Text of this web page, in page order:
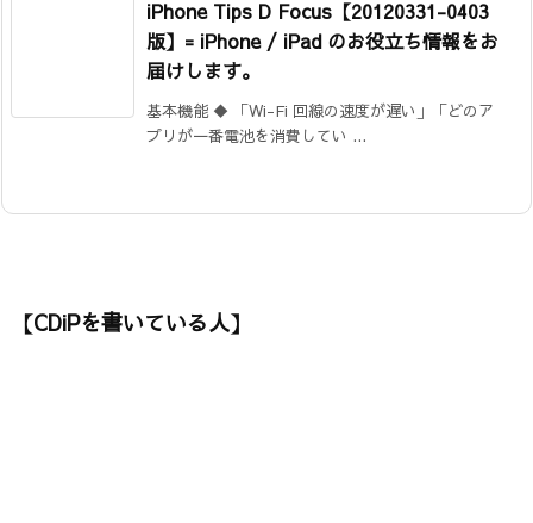
iPhone Tips D Focus【20120331-0403
版】= iPhone / iPad のお役立ち情報をお
届けします。
基本機能 ◆ 「Wi-Fi 回線の速度が遅い」「どのア
プリが一番電池を消費してい ...
【CDiPを書いている人】